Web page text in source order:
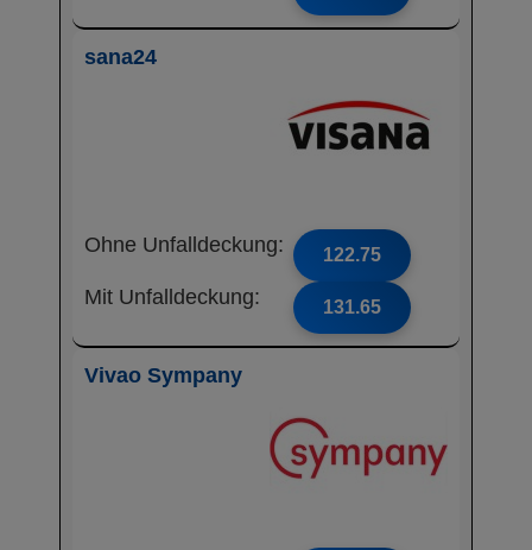
sana24
Ohne Unfalldeckung: 122.75
Mit Unfalldeckung: 131.65
Vivao Sympany